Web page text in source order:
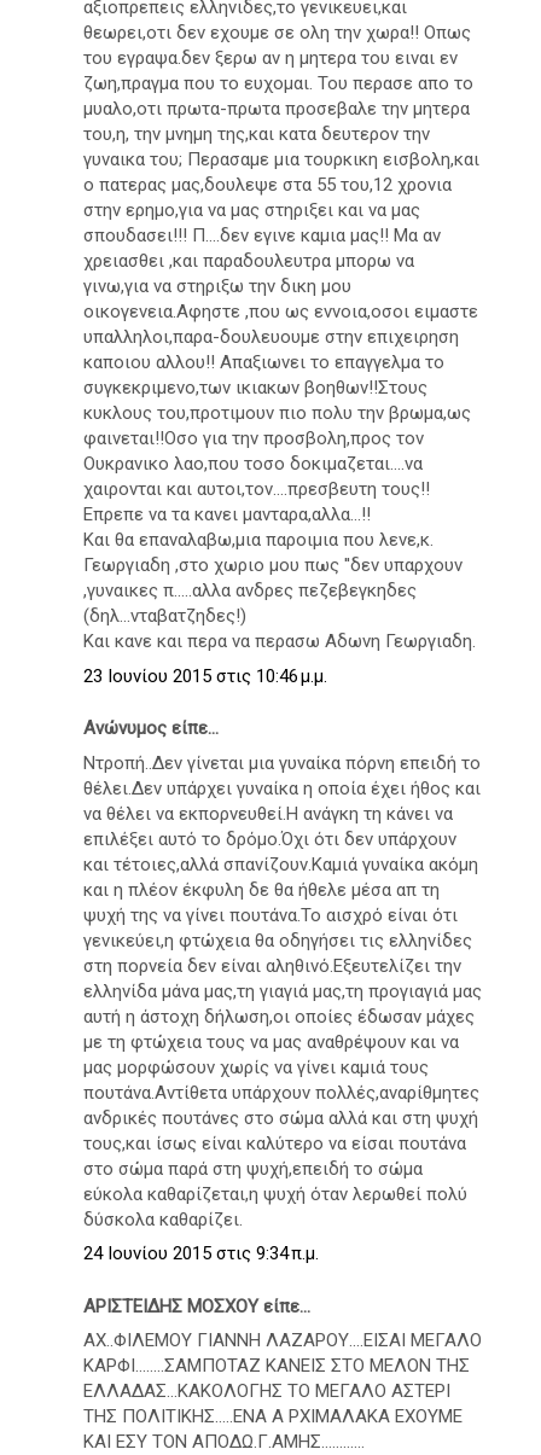
αξιοπρεπεις ελληνιδες,το γενικευει,και
θεωρει,οτι δεν εχουμε σε ολη την χωρα!! Οπως
του εγραψα.δεν ξερω αν η μητερα του ειναι εν
ζωη,πραγμα που το ευχομαι. Του περασε απο το
μυαλο,οτι πρωτα-πρωτα προσεβαλε την μητερα
του,η, την μνημη της,και κατα δευτερον την
γυναικα του; Περασαμε μια τουρκικη εισβολη,και
ο πατερας μας,δουλεψε στα 55 του,12 χρονια
στην ερημο,για να μας στηριξει και να μας
σπουδασει!!! Π....δεν εγινε καμια μας!! Μα αν
χρειασθει ,και παραδουλευτρα μπορω να
γινω,για να στηριξω την δικη μου
οικογενεια.Αφηστε ,που ως εννοια,οσοι ειμαστε
υπαλληλοι,παρα-δουλευουμε στην επιχειρηση
καποιου αλλου!! Απαξιωνει το επαγγελμα το
συγκεκριμενο,των ικιακων βοηθων!!Στους
κυκλους του,προτιμουν πιο πολυ την βρωμα,ως
φαινεται!!Οσο για την προσβολη,προς τον
Ουκρανικο λαο,που τοσο δοκιμαζεται....να
χαιρονται και αυτοι,τον....πρεσβευτη τους!!
Επρεπε να τα κανει μανταρα,αλλα...!!
Και θα επαναλαβω,μια παροιμια που λενε,κ.
Γεωργιαδη ,στο χωριο μου πως ''δεν υπαρχουν
,γυναικες π.....αλλα ανδρες πεζεβεγκηδες
(δηλ...νταβατζηδες!)
Και κανε και περα να περασω Αδωνη Γεωργιαδη.
23 Ιουνίου 2015 στις 10:46 μ.μ.
Ανώνυμος είπε...
Ντροπή..Δεν γίνεται μια γυναίκα πόρνη επειδή το
θέλει.Δεν υπάρχει γυναίκα η οποία έχει ήθος και
να θέλει να εκπορνευθεί.Η ανάγκη τη κάνει να
επιλέξει αυτό το δρόμο.Όχι ότι δεν υπάρχουν
και τέτοιες,αλλά σπανίζουν.Καμιά γυναίκα ακόμη
και η πλέον έκφυλη δε θα ήθελε μέσα απ τη
ψυχή της να γίνει πουτάνα.Το αισχρό είναι ότι
γενικεύει,η φτώχεια θα οδηγήσει τις ελληνίδες
στη πορνεία δεν είναι αληθινό.Εξευτελίζει την
ελληνίδα μάνα μας,τη γιαγιά μας,τη προγιαγιά μας
αυτή η άστοχη δήλωση,οι οποίες έδωσαν μάχες
με τη φτώχεια τους να μας αναθρέψουν και να
μας μορφώσουν χωρίς να γίνει καμιά τους
πουτάνα.Αντίθετα υπάρχουν πολλές,αναρίθμητες
ανδρικές πουτάνες στο σώμα αλλά και στη ψυχή
τους,και ίσως είναι καλύτερο να είσαι πουτάνα
στο σώμα παρά στη ψυχή,επειδή το σώμα
εύκολα καθαρίζεται,η ψυχή όταν λερωθεί πολύ
δύσκολα καθαρίζει.
24 Ιουνίου 2015 στις 9:34 π.μ.
ΑΡΙΣΤΕΙΔΗΣ ΜΟΣΧΟΥ είπε...
ΑΧ..ΦΙΛΕΜΟΥ ΓΙΑΝΝΗ ΛΑΖΑΡΟΥ....ΕΙΣΑΙ ΜΕΓΑΛΟ
ΚΑΡΦΙ........ΣΑΜΠΟΤΑΖ ΚΑΝΕΙΣ ΣΤΟ ΜΕΛΟΝ ΤΗΣ
ΕΛΛΑΔΑΣ...ΚΑΚΟΛΟΓΗΣ ΤΟ ΜΕΓΑΛΟ ΑΣΤΕΡΙ
ΤΗΣ ΠΟΛΙΤΙΚΗΣ.....ΕΝΑ Α ΡΧΙΜΑΛΑΚΑ ΕΧΟΥΜΕ
ΚΑΙ ΕΣΥ ΤΟΝ ΑΠΟΔΩ.Γ.ΑΜΗΣ............